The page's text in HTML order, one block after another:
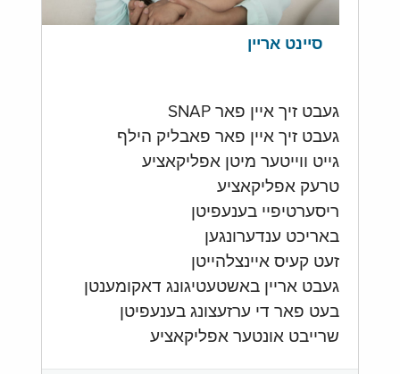
סיינט אריין
געבט זיך איין פאר SNAP
געבט זיך איין פאר פאבליק הילף
גייט ווייטער מיטן אפליקאציע
טרעק אפליקאציע
ריסערטיפיי בענעפיטן
באריכט ענדערונגען
זעט קעיס איינצלהייטן
געבט אריין באשטעטיגונג דאקומענטן
בעט פאר די ערזעצונג בענעפיטן
שרייבט אונטער אפליקאציע